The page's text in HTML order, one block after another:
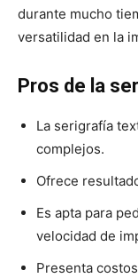
durante mucho
versatilidad en la
Pros de la
La serigrafía
complejos.
Ofrece
Es apta para
velocidad de
Presenta